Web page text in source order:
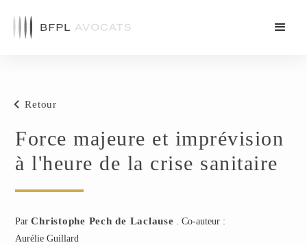
Retour
Force majeure et imprévision
à l'heure de la crise sanitaire
Par Christophe Pech de Laclause . Co-auteur :
Aurélie Guillard